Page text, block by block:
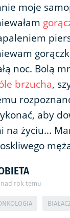
moje
noc. Bolą
brzucha,
aby
na życiu...
rok temu